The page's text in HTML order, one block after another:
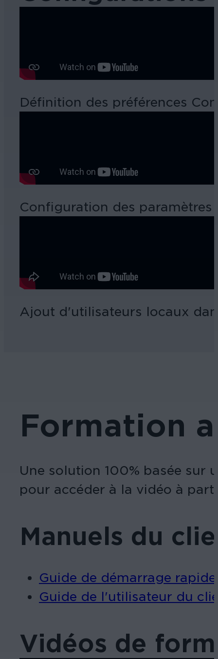
Définition des préférences
Configuration des
Ajout d'utilisateurs locaux
Formation
Une solution 100% basée
pour accéder à la vidéo à
Manuels du
Guide de démarrage rapide
Guide de l'utilisateur du
Vidéos de